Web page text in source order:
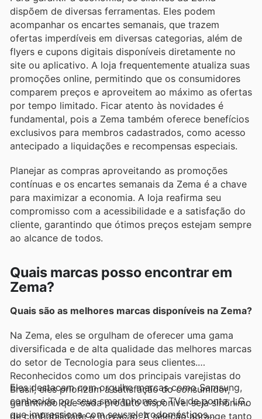
dispõem de diversas ferramentas. Eles podem
acompanhar os encartes semanais, que trazem
ofertas imperdíveis em diversas categorias, além de
flyers e cupons digitais disponíveis diretamente no
site ou aplicativo. A loja frequentemente atualiza suas
promoções online, permitindo que os consumidores
comparem preços e aproveitem ao máximo as ofertas
por tempo limitado. Ficar atento às novidades é
fundamental, pois a Zema também oferece benefícios
exclusivos para membros cadastrados, como acesso
antecipado a liquidações e recompensas especiais.
Planejar as compras aproveitando as promoções
contínuas e os encartes semanais da Zema é a chave
para maximizar a economia. A loja reafirma seu
compromisso com a acessibilidade e a satisfação do
cliente, garantindo que ótimos preços estejam sempre
ao alcance de todos.
Quais marcas posso encontrar em
Zema?
Quais são as melhores marcas disponíveis na Zema?
Na Zema, eles se orgulham de oferecer uma gama
diversificada e de alta qualidade das melhores marcas
do setor de Tecnologia para seus clientes.
Reconhecidos como um dos principais varejistas do
Brasil, eles priorizam a satisfação do consumidor,
garantindo que cada produto disponível seja sinônimo
de confiabilidade e inovação. A seleção abrange tanto
Eles destacam com orgulho marcas como Samsung,
conhecida por seus smartphones e TVs de ponta; LG,
que impressiona com seus eletrodomésticos